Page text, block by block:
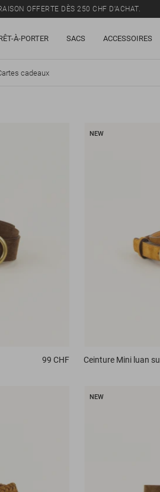
OFFERTE DÈS 250 CHF D'ACHAT.
À-PORTER SACS ACCESSOIRES
cadeaux
99 CHF
NEW
Ceinture Mini luan su
NEW